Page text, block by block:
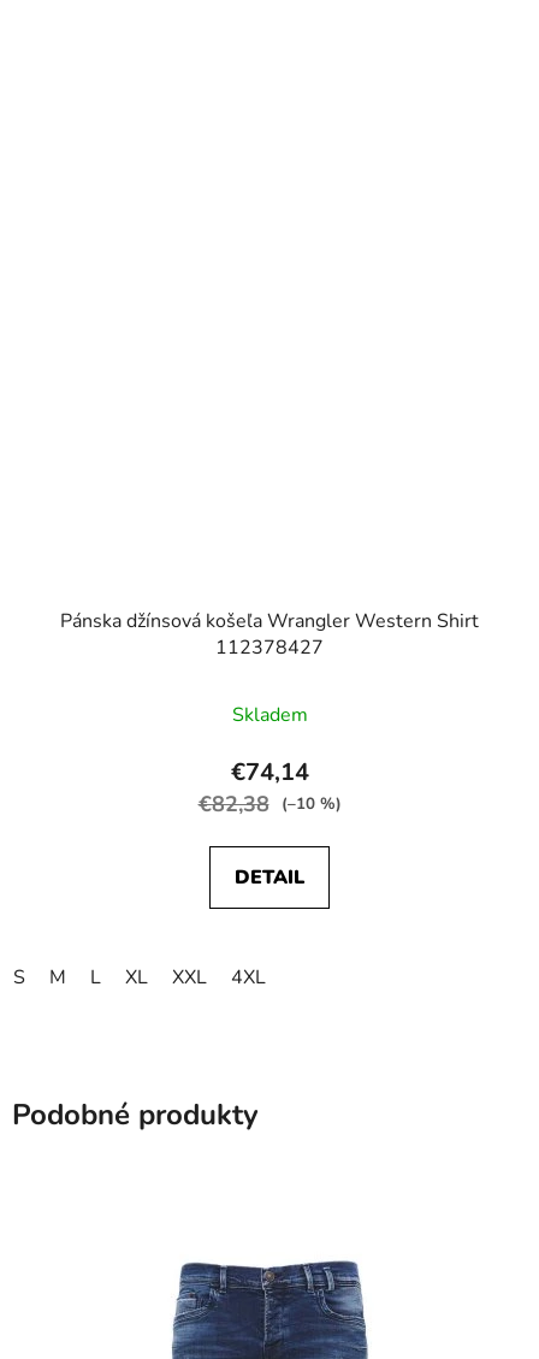
Pánska džínsová košeľa Wrangler Western Shirt
112378427
Skladem
€74,14
€82,38 (–10 %)
DETAIL
S M L XL XXL 4XL
Podobné produkty